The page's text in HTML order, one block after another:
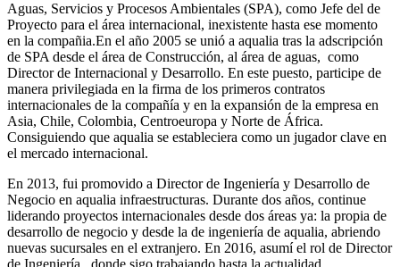
Aguas, Servicios y Procesos Ambientales (SPA), como Jefe del de
Proyecto para el área internacional, inexistente hasta ese momento
en la compañia.En el año 2005 se unió a aqualia tras la adscripción
de SPA desde el área de Construcción, al área de aguas, como
Director de Internacional y Desarrollo. En este puesto, participe de
manera privilegiada en la firma de los primeros contratos
internacionales de la compañía y en la expansión de la empresa en
Asia, Chile, Colombia, Centroeuropa y Norte de África.
Consiguiendo que aqualia se estableciera como un jugador clave en
el mercado internacional.
En 2013, fui promovido a Director de Ingeniería y Desarrollo de
Negocio en aqualia infraestructuras. Durante dos años, continue
liderando proyectos internacionales desde dos áreas ya: la propia de
desarrollo de negocio y desde la de ingeniería de aqualia, abriendo
nuevas sucursales en el extranjero. En 2016, asumí el rol de Director